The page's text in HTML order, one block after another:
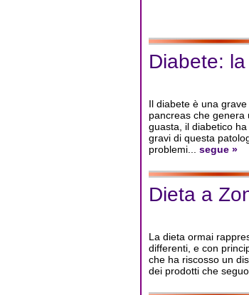
Diabete:
Il diabete è una
pancreas che genera
guasta, il diabetico
gravi di questa
problemi... segue »
Dieta a
La dieta ormai
differenti, e con
che ha riscosso un
dei prodotti che